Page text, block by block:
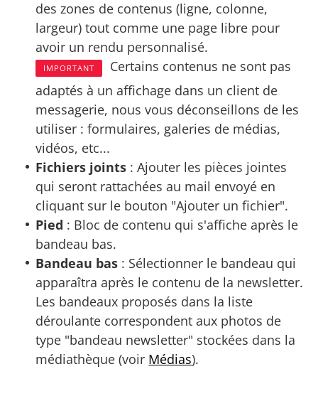
des zones de contenus (ligne, colonne,
largeur) tout comme une page libre pour
avoir un rendu personnalisé.
IMPORTANT
Certains contenus ne sont pas
adaptés à un affichage dans un client de
messagerie, nous vous déconseillons de les
utiliser : formulaires, galeries de médias,
vidéos, etc...
Fichiers joints : Ajouter les pièces jointes
qui seront rattachées au mail envoyé en
cliquant sur le bouton "Ajouter un fichier".
Pied : Bloc de contenu qui s'affiche après le
bandeau bas.
Bandeau bas : Sélectionner le bandeau qui
apparaîtra après le contenu de la newsletter.
Les bandeaux proposés dans la liste
déroulante correspondent aux photos de
type "bandeau newsletter" stockées dans la
médiathèque (voir Médias).